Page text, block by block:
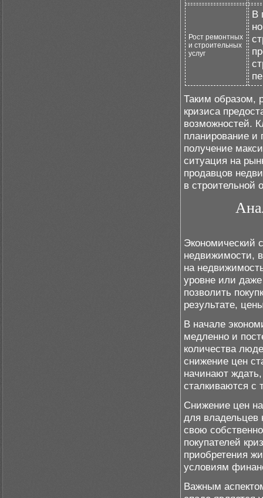
Рост ремонтных
и строительных
услуг
В
Таким образом,
кризиса
возможностей.
планирование и
получение
ситуация на
продавцов
в строительной
Экономический
недвижимости,
на
уровне или даже
позволить
результате,
В начале
медленно и
количества
снижение цен
начинают
сталкиваются с
Снижение цен
для владельцев
свою
покупателей
приобретения
условиям
Важным